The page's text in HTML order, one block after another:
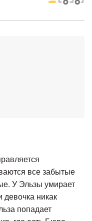
все забытые
У Эльзы умирает
никак
попадает